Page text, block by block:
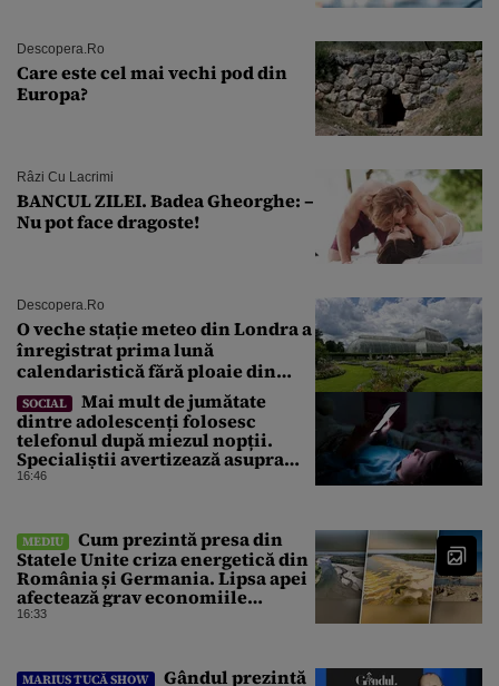
Descopera.ro
Care este cel mai vechi pod din
Europa?
Râzi Cu Lacrimi
BANCUL ZILEI. Badea Gheorghe: –
Nu pot face dragoste!
Descopera.ro
O veche stație meteo din Londra a
înregistrat prima lună
calendaristică fără ploaie din
1871 încoace
SOCIAL
Mai mult de jumătate
dintre adolescenți folosesc
telefonul după miezul nopții.
Specialiștii avertizează asupra
efectelor
16:46
MEDIU
Cum prezintă presa din
Statele Unite criza energetică din
România și Germania. Lipsa apei
afectează grav economiile
Europei
16:33
MARIUS TUCĂ SHOW
Gândul prezintă